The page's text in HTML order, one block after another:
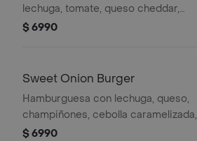
lechuga, tomate, queso cheddar,
tocino y mayonesa. Incluye aro de
$ 6990
Sweet Onion Burger
Hamburguesa con lechuga, queso,
champiñones, cebolla caramelizada,
mayo.
$ 6990